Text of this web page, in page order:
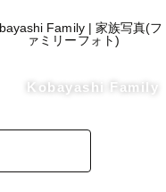
Kobayashi Family